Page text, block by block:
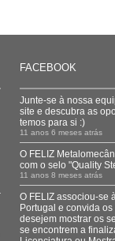
FACEBOOK
Junte-se à nossa
site e descubra as
temos para si :)
11 anos 6 meses atrás
O FELIZ
com o selo "Quality
11 anos 8 meses atrás
O FELIZ associou-se
Portugal e convida
desejem mostrar os
se encontrem a